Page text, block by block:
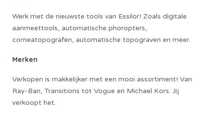
Werk met de nieuwste tools van Essilor! Zoals digitale
aanmeettools, automatische phoropters,
corneatopografen, automatische topograven en meer.
Merken
Verkopen is makkelijker met een mooi assortiment! Van
Ray-Ban, Transitions tot Vogue en Michael Kors. Jij
verkoopt het.